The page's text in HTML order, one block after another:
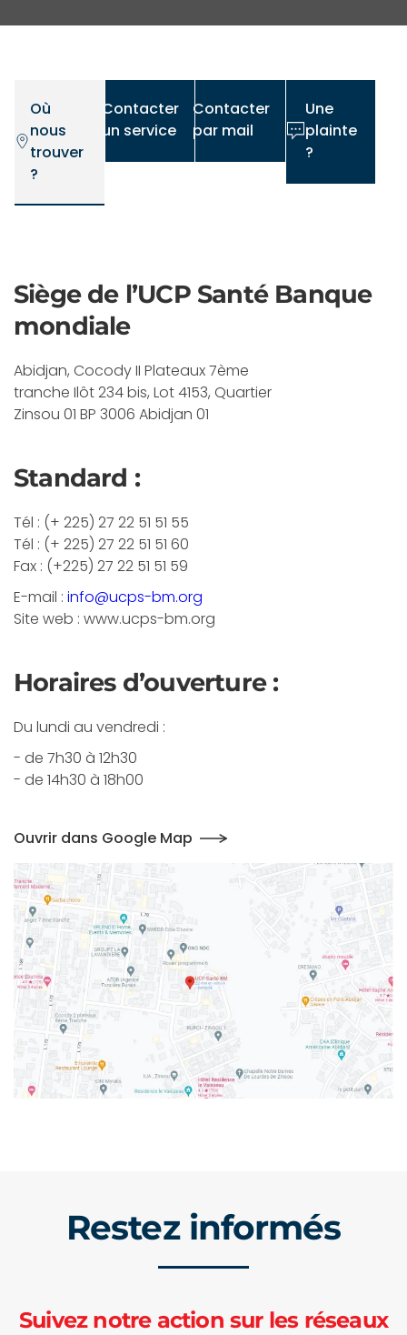
Où
nous
trouver
?
Contacter
un service
Contacter
par mail
Une
plainte
?
Siège de l’UCP Santé Banque
mondiale
Abidjan, Cocody II Plateaux 7ème
tranche Ilôt 234 bis, Lot 4153, Quartier
Zinsou 01 BP 3006 Abidjan 01
Standard :
Tél : (+ 225) 27 22 51 51 55
Tél : (+ 225) 27 22 51 51 60
Fax : (+225) 27 22 51 51 59
E-mail : info@ucps-bm.org
Site web : www.ucps-bm.org
Horaires d’ouverture :
Du lundi au vendredi :
- de 7h30 à 12h30
- de 14h30 à 18h00
Ouvrir dans Google Map
Restez informés
Suivez notre action sur les réseaux